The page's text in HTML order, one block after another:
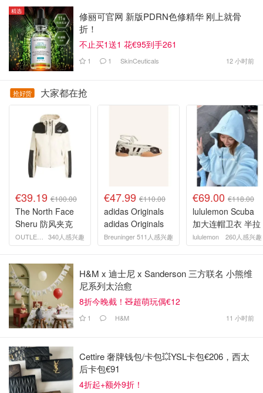
精选
修丽可官网 新版PDRN色修精华 刚上就骨
折！
不止买1送1 花€95到手261
1 1 SkinCeuticals 12 小时前
抢好货 大家都在抢
€39.19 €100.00
The North Face
Sheru 防风夹克
OUTLETCITY METZINGEN 340人感兴趣
€47.99 €110.00
adidas Originals
adidas Originals
TAEKWONDO
MEI 芭蕾鞋 棕色米
Breuninger511人感兴趣
€69.00 €118.00
lululemon Scuba
加大连帽卫衣 半拉
链设计
lululemon 260人感兴趣
H&M x 迪士尼 x Sanderson 三方联名 小熊维
尼系列太治愈
8折今晚截！🧸超萌玩偶€12
1 H&M 11 小时前
Cettire 奢牌钱包/卡包💥YSL卡包€206，西太
后卡包€91
4折起+额外9折！